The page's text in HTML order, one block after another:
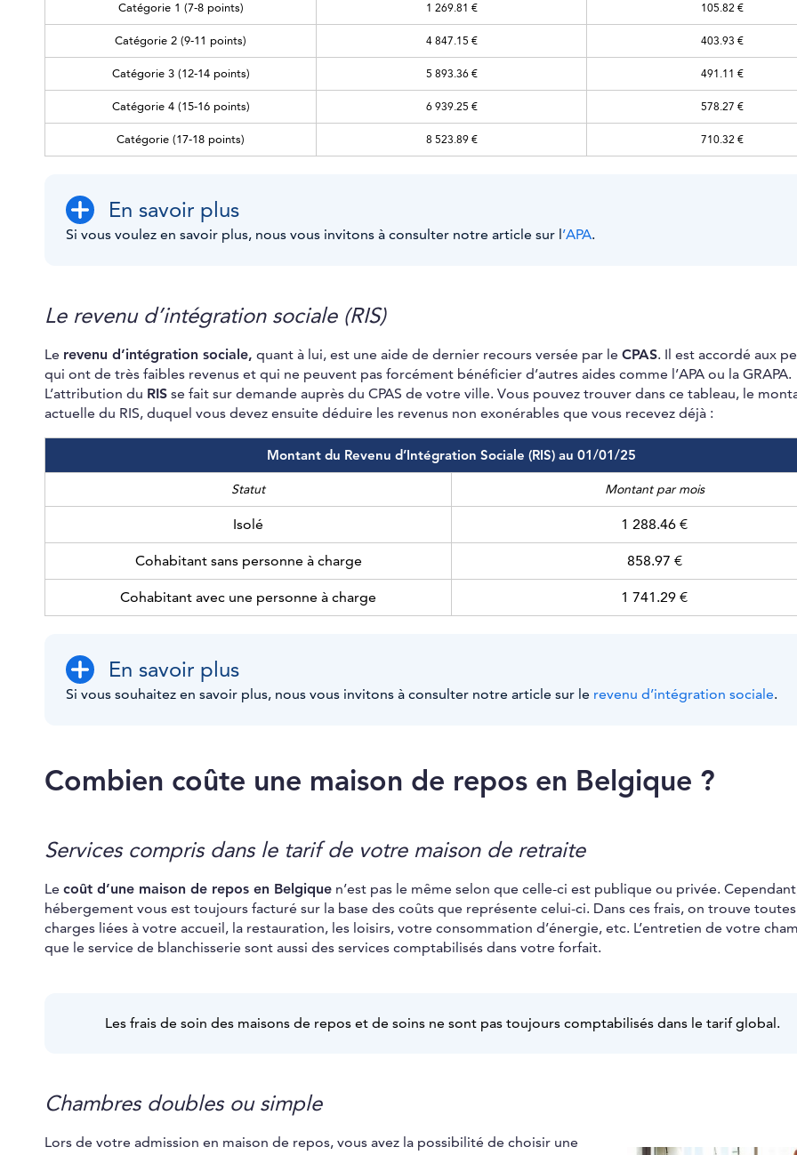
Catégorie 1 (7-8 points) 1 269.81 € 105.82 €
Catégorie 2 (9-11 points) 4 847.15 € 403.93 €
Catégorie 3 (12-14 points) 5 893.36 € 491.11 €
Catégorie 4 (15-16 points) 6 939.25 € 578.27 €
Catégorie (17-18 points) 8 523.89 € 710.32 €
En savoir plus
Si vous voulez en savoir plus, nous vous invitons à consulter notre article sur l’APA.
Le revenu d’intégration sociale (RIS)
Le revenu d’intégration sociale, quant à lui, est une aide de dernier recours versée par le CPAS. Il est accordé aux
qui ont de très faibles revenus et qui ne peuvent pas forcément bénéficier d’autres aides comme l’APA ou la GRAPA.
L’attribution du RIS se fait sur demande auprès du CPAS de votre ville. Vous pouvez trouver dans ce tableau, le
actuelle du RIS, duquel vous devez ensuite déduire les revenus non exonérables que vous recevez déjà :
Montant du Revenu d’Intégration Sociale (RIS) au 01/01/25
Statut Montant par mois
Isolé 1 288.46 €
Cohabitant sans personne à charge 858.97 €
Cohabitant avec une personne à charge 1 741.29 €
En savoir plus
Si vous souhaitez en savoir plus, nous vous invitons à consulter notre article sur le revenu d’intégration sociale.
Combien coûte une maison de repos en Belgique ?
Services compris dans le tarif de votre maison de retraite
Le coût d’une maison de repos en Belgique n’est pas le même selon que celle-ci est publique ou privée.
hébergement vous est toujours facturé sur la base des coûts que représente celui-ci. Dans ces frais, on trouve
charges liées à votre accueil, la restauration, les loisirs, votre consommation d’énergie, etc. L’entretien de votre
que le service de blanchisserie sont aussi des services comptabilisés dans votre forfait.
Les frais de soin des maisons de repos et de soins ne sont pas toujours comptabilisés dans le tarif global.
Chambres doubles ou simple
Lors de votre admission en maison de repos, vous avez la possibilité de choisir une